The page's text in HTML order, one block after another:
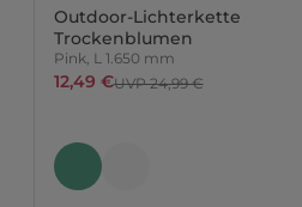
Outdoor-Lichterkette
Trockenblumen
Pink, L 1.650 mm
12,49 €UVP 24,99 €